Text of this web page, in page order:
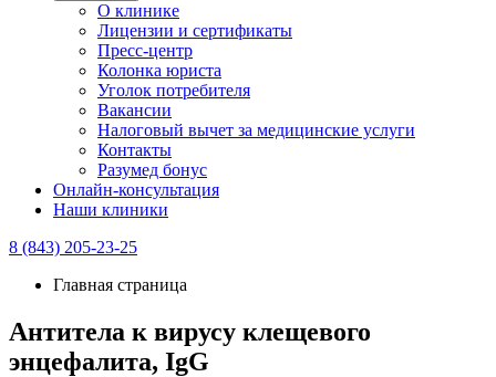
О клинике
Лицензии и сертификаты
Пресс-центр
Колонка юриста
Уголок потребителя
Вакансии
Налоговый вычет за медицинские услуги
Контакты
Разумед бонус
Онлайн-консультация
Наши клиники
8 (843) 205-23-25
Главная страница
Антитела к вирусу клещевого
энцефалита, IgG